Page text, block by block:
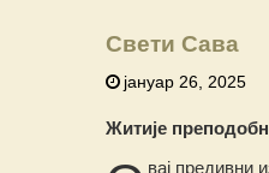
Свети Сава
јануар 26, 2025
Житије
вај предивни